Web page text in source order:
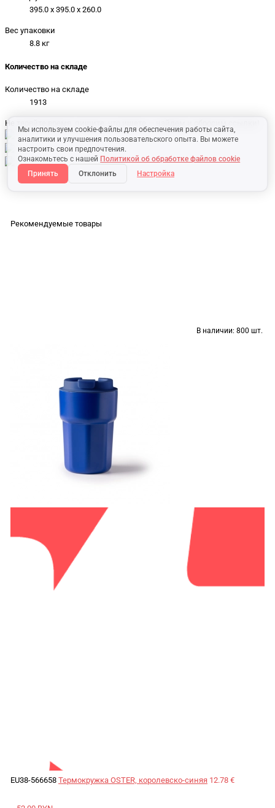
Мы используем cookie-файлы для обеспечения работы сайта,
аналитики и улучшения пользовательского опыта. Вы можете
настроить свои предпочтения.
Ознакомьтесь с нашей Политикой об обработке файлов cookie
Принять
Отклонить Настройка
395.0 x 395.0 x 260.0
Вес упаковки
8.8 кг
Количество на складе
Количество на складе
1913
Не теряйте время, пишите, что ищете — найдем и сбросим ссылки!
Рекомендуемые товары
В наличии: 800 шт.
EU38-566658 Термокружка OSTER, королевско-синяя 12.78 €